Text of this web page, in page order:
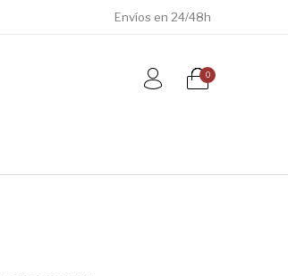
Envíos en 24/48h
0